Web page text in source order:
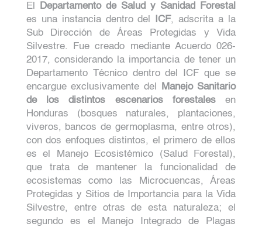
El
Departamento de Salud y Sanidad Forestal
es una instancia dentro del
ICF, adscrita a la
Sub Dirección de Áreas Protegidas y Vida
Silvestre. Fue creado mediante Acuerdo 026-
2017, considerando la importancia de tener un
Departamento Técnico dentro del ICF que se
encargue exclusivamente del
Manejo Sanitario
de los distintos escenarios forestalesen
Honduras (bosques naturales, plantaciones,
viveros, bancos de germoplasma, entre otros),
con dos enfoques distintos, el primero de ellos
es el Manejo Ecosistémico (Salud Forestal),
que trata de mantener la funcionalidad de
ecosistemas como las Microcuencas, Áreas
Protegidas y Sitios de Importancia para la Vida
Silvestre, entre otras de esta naturaleza; el
segundo es el Manejo Integrado de Plagas